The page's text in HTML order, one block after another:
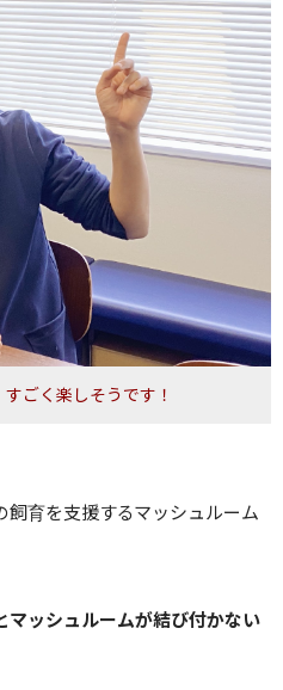
ごく楽しそうです！
飼育を支援するマッシュルーム
ッシュルームが結び付かない